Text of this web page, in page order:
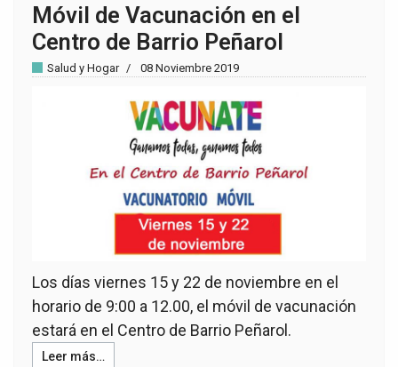
Móvil de Vacunación en el
Centro de Barrio Peñarol
Salud y Hogar 08 Noviembre 2019
Los días viernes 15 y 22 de noviembre en el
horario de 9:00 a 12.00, el móvil de vacunación
estará en el Centro de Barrio Peñarol.
Leer más…